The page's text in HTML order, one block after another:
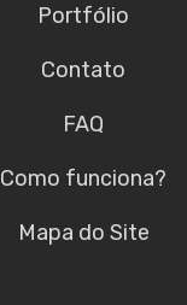
Portfólio
Contato
FAQ
Como funciona?
Mapa do Site